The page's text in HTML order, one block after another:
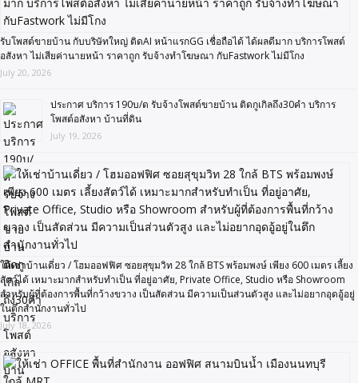
รับโพสต์ขายบ้าน กับบริษัทใหญ่ ติดAI หน้าแรกGG เชื่อถือได้ ได้ผลดีมาก บริการโพสต์
อสังหา ไม่เสียค่านายหน้า ราคาถูก รับจ้างทำโฆษณา กับFastwork ไม่มีโกง
July 20, 2026
ประกาศ บริการ 190บ/ด รับจ้างโพสต์ขายบ้าน ติดกูเกิลถึง30คำ บริการ
โพสต์อสังหา บ้านที่ดิน
July 19, 2026
ให้เช่าบ้านเดี่ยว / โฮมออฟฟิศ ซอยสุขุมวิท 28 ใกล้ BTS พร้อมพงษ์ เพียง 600 เมตร เลี้ยง
สัตว์ได้ เหมาะมากสำหรับทำเป็น ที่อยู่อาศัย, Private Office, Studio หรือ Showroom
สำหรับผู้ที่ต้องการพื้นที่กว้างขวาง เป็นสัดส่วน มีความเป็นส่วนตัวสูง และไม่อยากอุดอู้อยู่
ในตึกสำนักงานทั่วไป
July 18, 2026